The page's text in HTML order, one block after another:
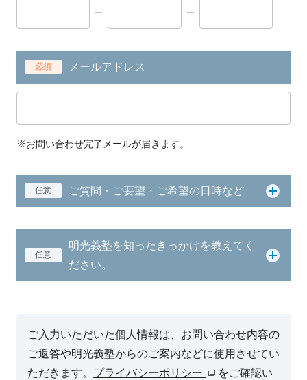
必須 メールアドレス
※お問い合わせ完了メールが届きます。
任意 ご質問・ご要望・ご希望の日時など
任意
明光義塾を知ったきっかけを教えてく
ださい。
ご入力いただいた個人情報は、お問い合わせ内容の
ご返答や明光義塾からのご案内などに使用させてい
ただきます。 プライバシーポリシー をご確認い